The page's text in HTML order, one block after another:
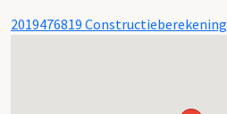
2019476819 Constructieberekening